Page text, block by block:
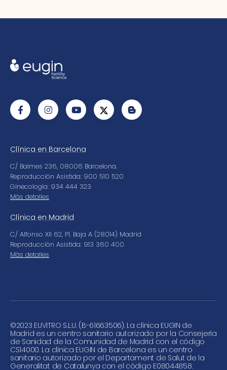
Clínica en Barcelona
C/ Balmes 236, 08006 Barcelona.
Reproducción Asistida: 900 510 520
Ginecología: 934 444 323
Más detalles
Clínica en Madrid
C/ Alfonso XII 62, Pl. Baja A (28014) Madrid
Reproducción Asistida: 913 360 400
Más detalles
©2023 EUVITRO S.L.U. (B-61663506). La clínica EUGIN de
Madrid es un centro sanitario autorizado por la Consejería
de Sanidad de la Comunidad de Madrid con el código
CS14000. La clínica EUGIN de Barcelona es un centro
sanitario autorizado por el Departament de Salut de la
Generalitat de Catalunya con el código E08044858.